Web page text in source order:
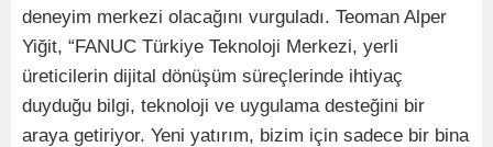
deneyim merkezi olacağını vurguladı. Teoman Alper
Yiğit, “FANUC Türkiye Teknoloji Merkezi, yerli
üreticilerin dijital dönüşüm süreçlerinde ihtiyaç
duyduğu bilgi, teknoloji ve uygulama desteğini bir
araya getiriyor. Yeni yatırım, bizim için sadece bir bina